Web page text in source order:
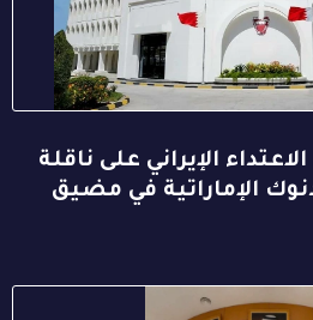
الإيراني على ناقلة
الإماراتية في مضيق